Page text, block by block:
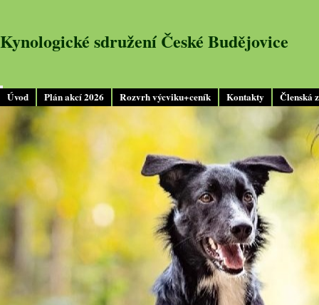
Úvod Plán akcí 2026 Rozvrh výcviku+ceník Kontakty Členská
Kynologické sdružení České Budějovice